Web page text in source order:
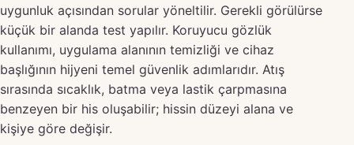
uygunluk açısından sorular yöneltilir. Gerekli görülürse
küçük bir alanda test yapılır. Koruyucu gözlük
kullanımı, uygulama alanının temizliği ve cihaz
başlığının hijyeni temel güvenlik adımlarıdır. Atış
sırasında sıcaklık, batma veya lastik çarpmasına
benzeyen bir his oluşabilir; hissin düzeyi alana ve
kişiye göre değişir.